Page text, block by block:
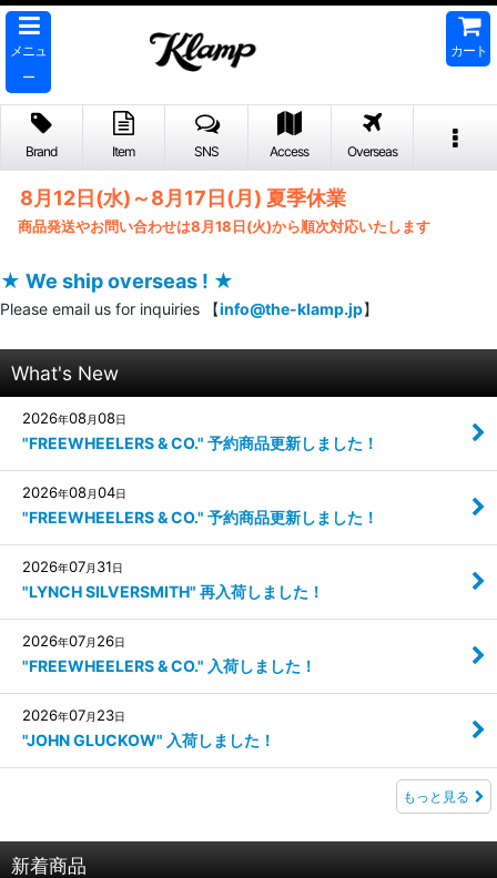
メニュ
ー
カート
Brand Item SNS Access Overseas
8月12日(水)～8月17日(月) 夏季休業
商品発送やお問い合わせは8月18日(火)から順次対応いたします
★ We ship overseas ! ★
Please email us for inquiries 【info@the-klamp.jp】
What's New
2026年08月08日
"FREEWHEELERS & CO." 予約商品更新しました！
2026年08月04日
"FREEWHEELERS & CO." 予約商品更新しました！
2026年07月 31日
"LYNCH SILVERSMITH" 再入荷しました！
2026年07月 26日
"FREEWHEELERS & CO." 入荷しました！
2026年07月 23日
"JOHN GLUCKOW" 入荷しました！
もっと見る
新着商品